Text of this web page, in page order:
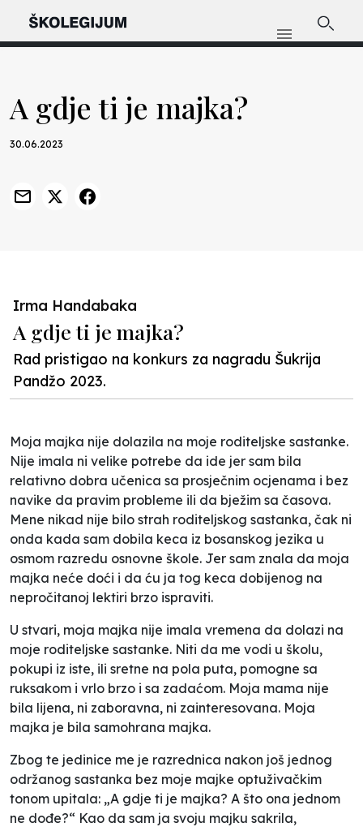
A gdje ti je majka?
30.06.2023
Irma Handabaka
A gdje ti je majka?
Rad pristigao na konkurs za nagradu Šukrija
Pandžo 2023.
Moja majka nije dolazila na moje roditeljske sastanke.
Nije imala ni velike potrebe da ide jer sam bila
relativno dobra učenica sa prosječnim ocjenama i bez
navike da pravim probleme ili da bježim sa časova.
Mene nikad nije bilo strah roditeljskog sastanka, čak ni
onda kada sam dobila keca iz bosanskog jezika u
osmom razredu osnovne škole. Jer sam znala da moja
majka neće doći i da ću ja tog keca dobijenog na
nepročitanoj lektiri brzo ispraviti.
U stvari, moja majka nije imala vremena da dolazi na
moje roditeljske sastanke. Niti da me vodi u školu,
pokupi iz iste, ili sretne na pola puta, pomogne sa
ruksakom i vrlo brzo i sa zadaćom. Moja mama nije
bila lijena, ni zaboravna, ni zainteresovana. Moja
majka je bila samohrana majka.
Zbog te jedinice me je razrednica nakon još jednog
održanog sastanka bez moje majke optuživačkim
tonom upitala: „A gdje ti je majka? A što ona jednom
ne dođe?“ Kao da sam ja svoju majku sakrila,